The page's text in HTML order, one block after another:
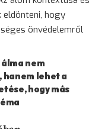
eldönteni, hogy
önvédelemről
nem
lehet a
hogy más